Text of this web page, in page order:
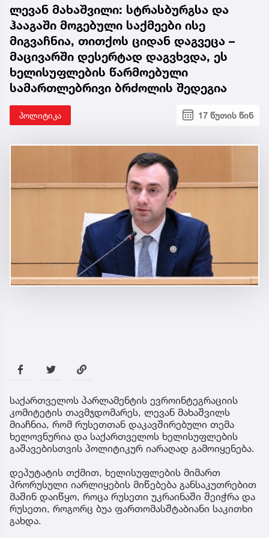
ლევან მახაშვილი: სტრასბურგსა და
ჰააგაში მოგებული საქმეები ისე
მიგვაჩნია, თითქოს ციდან დაგვეცა –
მაცივარში დესერტად დაგვხვდა, ეს
ხელისუფლების წარმოებული
სამართლებრივი ბრძოლის შედეგია
პოლიტიკა 17 წუთის წინ
საქართველოს პარლამენტის ევროინტეგრაციის
კომიტეტის თავმჯდომარეს, ლევან მახაშვილს
მიაჩნია, რომ რუსეთთან დაკავშირებული თემა
ხელოვნურია და საქართველოს ხელისუფლების
გაშავებისთვის პოლიტიკურ იარაღად გამოიყენება.
დეპუტატის თქმით, ხელისუფლების მიმართ
პრორუსული იარლიყების მიწებება განსაკუთრებით
მაშინ დაიწყო, როცა რუსეთი უკრაინაში შეიჭრა და
რუსეთი, როგორც ბუა ფართომასშტაბიანი საკითხი
გახდა.